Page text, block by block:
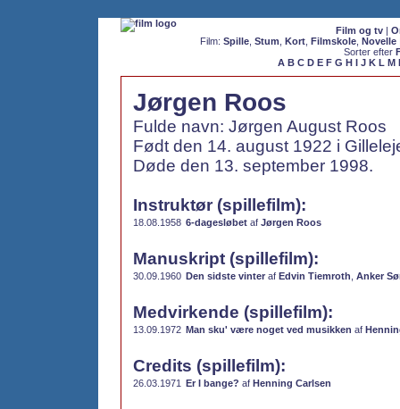
Film og tv|
Film: Spille, Stum Kort, Filmskole, Novelle
Sorter efter
A B C D E F G H I J K L M
Jørgen Roos
Fulde navn: Jørgen August Roos
Født den 14. august 1922 i
Døde den 13. september 1998.
Instruktør (spillefilm):
18.08.1958 6-dagesløbet af Jørgen Roos
Manuskript (spillefilm):
30.09.1960 Den sidste vinter af Edvin Tiemroth Anker
Medvirkende (spillefilm):
13.09.1972 Man sku' være noget ved musikken af
Credits (spillefilm):
26.03.1971 Er I bange? af Henning Carlsen